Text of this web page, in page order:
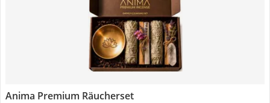
Anima Premium Räucherset